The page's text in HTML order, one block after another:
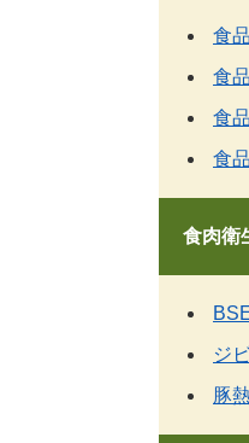
食
食
食
食
食肉衛
ジ
豚